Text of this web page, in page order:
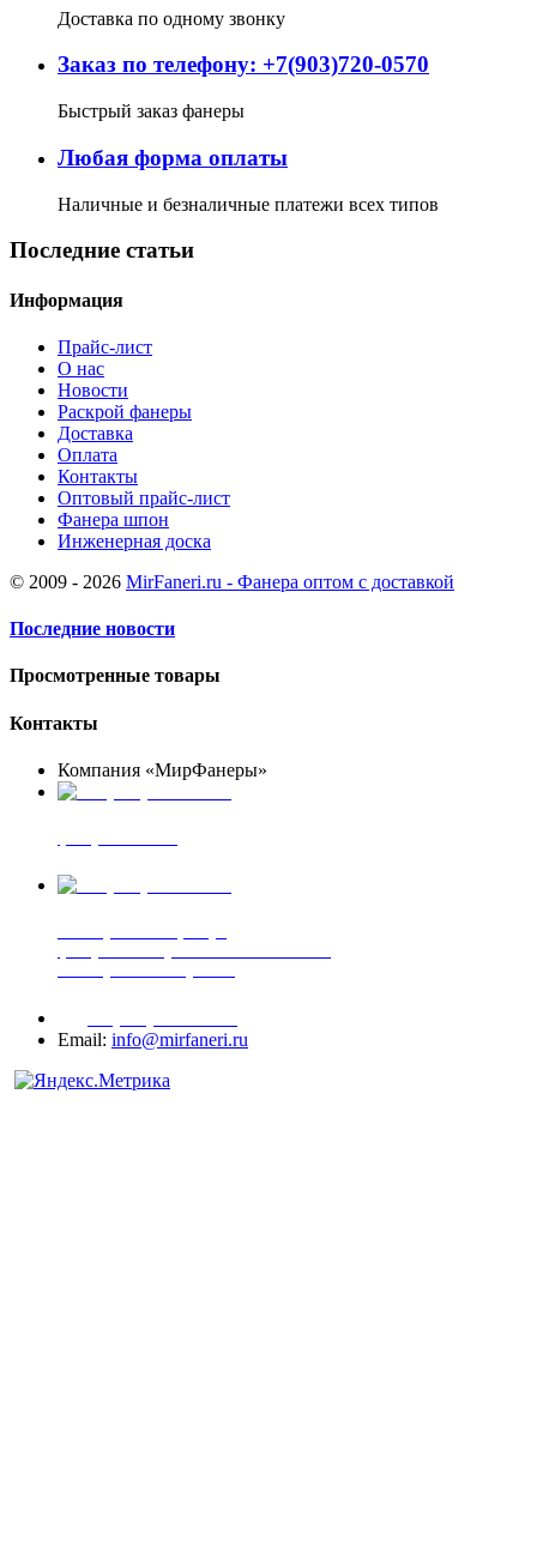
Доставка по одному звонку
Заказ по телефону: +7(903)720-0570
Быстрый заказ фанеры
Любая форма оплаты
Наличные и безналичные платежи всех типов
Последние статьи
Информация
Прайс-лист
О нас
Новости
Раскрой фанеры
Доставка
Оплата
Контакты
Оптовый прайс-лист
Фанера шпон
Инженерная доска
© 2009 - 2026 MirFaneri.ru - Фанера оптом с доставкой
Последние новости
Просмотренные товары
Контакты
Компания «МирФанеры»
Email: info@mirfaneri.ru